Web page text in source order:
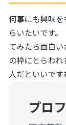
何事にも興味
らいたいです
てみたら面白
の枠にとらわ
人だといいです
プロ